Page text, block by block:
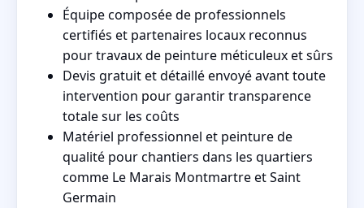
Équipe composée de professionnels
certifiés et partenaires locaux reconnus
pour travaux de peinture méticuleux et sûrs
Devis gratuit et détaillé envoyé avant toute
intervention pour garantir transparence
totale sur les coûts
Matériel professionnel et peinture de
qualité pour chantiers dans les quartiers
comme Le Marais Montmartre et Saint
Germain